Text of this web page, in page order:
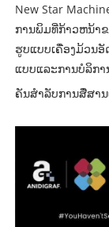
New Star
ການພິມທີ່ກ້າວຫນ້າ
ຮູບແບບເຄື່ອງມ້ວນອັ
ແບບແລະການບໍລິກາ
ຄັນສໍາລັບການສື່ສາ